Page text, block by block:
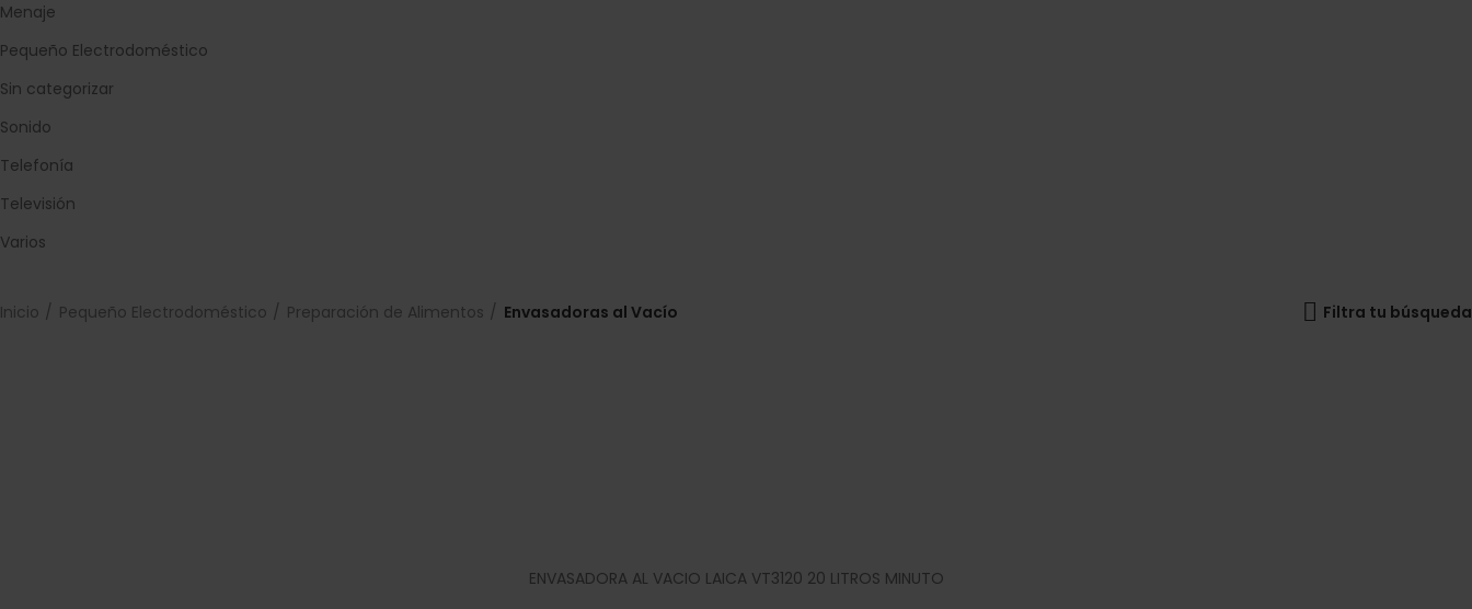
Menaje
Pequeño Electrodoméstico
Sin categorizar
Sonido
Telefonía
Televisión
Varios
Inicio Pequeño Electrodoméstico Preparación de Alimentos Envasadoras al Vacío Filtra tu búsqueda
ENVASADORA AL VACIO LAICA VT3120 20 LITROS MINUTO